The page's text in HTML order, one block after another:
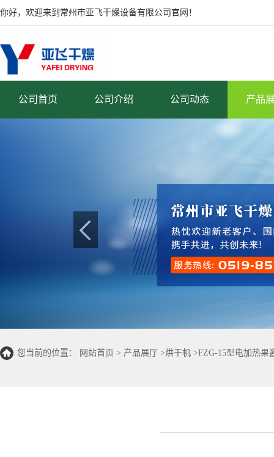
你好，欢迎来到常州市亚飞干燥设备有限公司官网！
公司首页 公司介绍 公司动态 产品
您当前的位置： 网站首页 > 产品展厅 >烘干机 >FZG-15型电加热果